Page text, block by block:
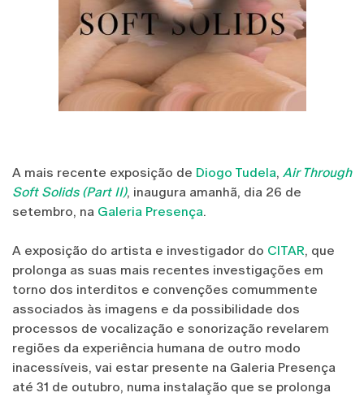
A mais recente exposição de Diogo Tudela, Air Through
Soft Solids (Part II), inaugura amanhã, dia 26 de
setembro, na Galeria Presença.
A exposição do artista e investigador do CITAR, que
prolonga as suas mais recentes investigações em
torno dos interditos e convenções comummente
associados às imagens e da possibilidade dos
processos de vocalização e sonorização revelarem
regiões da experiência humana de outro modo
inacessíveis, vai estar presente na Galeria Presença
até 31 de outubro, numa instalação que se prolonga